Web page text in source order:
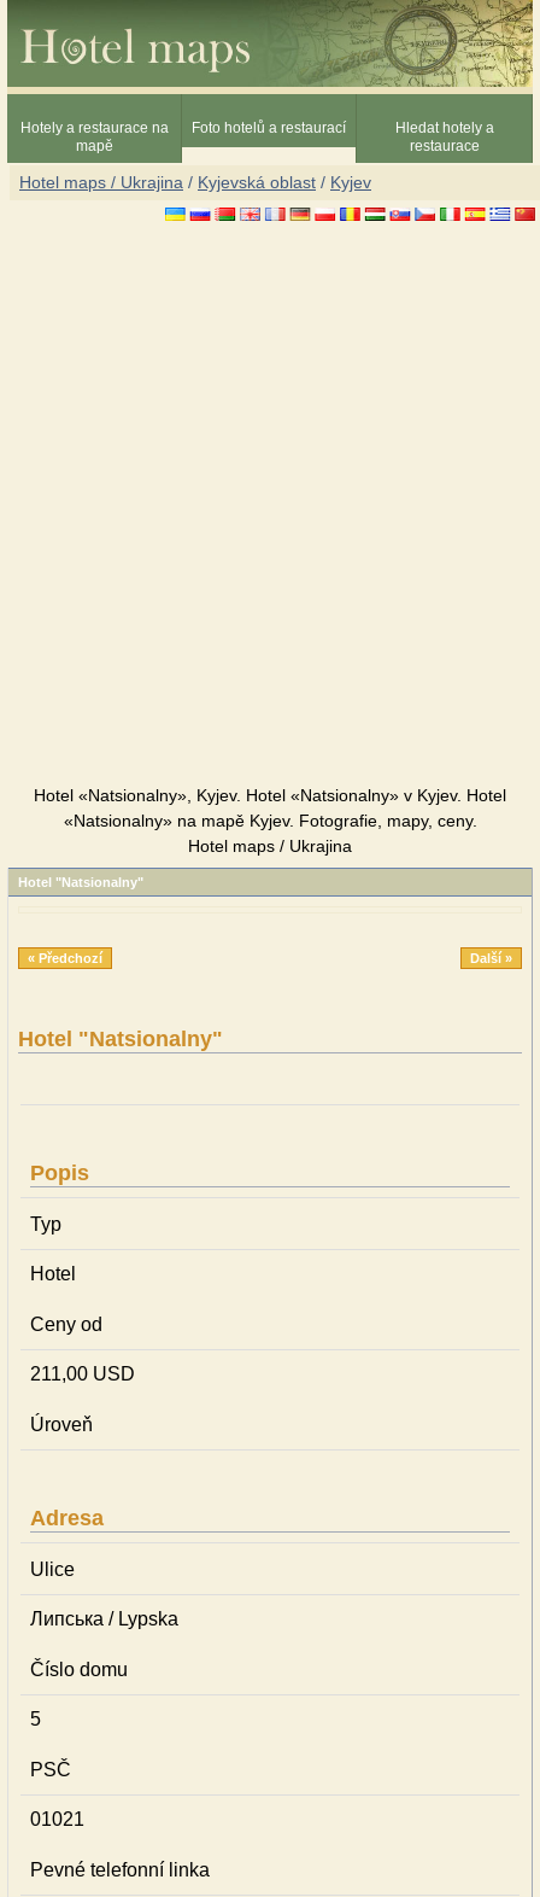
Hotely a restaurace na
mapě
Foto hotelů a restaurací
Hledat hotely a
restaurace
Hotel maps / Ukrajina / Kyjevská oblast / Kyjev
Hotel «Natsionalny», Kyjev. Hotel «Natsionalny» v Kyjev. Hotel
«Natsionalny» na mapě Kyjev. Fotografie, mapy, ceny.
Hotel maps / Ukrajina
Hotel "Natsionalny"
« Předchozí Další »
Hotel "Natsionalny"
Popis
Typ
Hotel
Ceny od
211,00 USD
Úroveň
Adresa
Ulice
Липська / Lypska
Číslo domu
5
PSČ
01021
Pevné telefonní linka